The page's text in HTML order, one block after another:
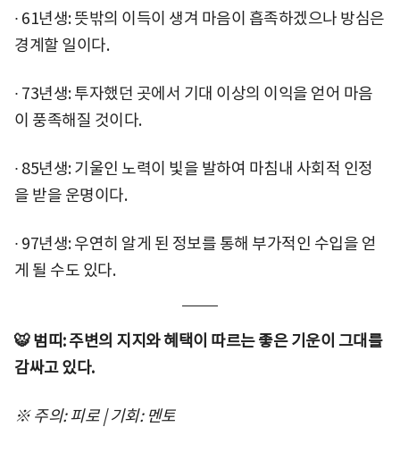
∙ 61년생: 뜻밖의 이득이 생겨 마음이 흡족하겠으나 방심은
경계할 일이다.
∙ 73년생: 투자했던 곳에서 기대 이상의 이익을 얻어 마음
이 풍족해질 것이다.
∙ 85년생: 기울인 노력이 빛을 발하여 마침내 사회적 인정
을 받을 운명이다.
∙ 97년생: 우연히 알게 된 정보를 통해 부가적인 수입을 얻
게 될 수도 있다.
🐯 범띠: 주변의 지지와 혜택이 따르는 좋은 기운이 그대를
감싸고 있다.
※ 주의: 피로 | 기회: 멘토